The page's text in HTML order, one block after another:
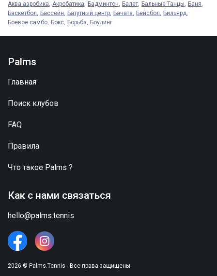
Аква аэробика Акробатика Бадминтон Балет Бальные Танцы
Баня
Баскетбол
Бассейн Батутный центр Бачата Бейсбол
Бильярд
Боевое самбо
Бокс Борьба Боулинг
Palms
Главная
Поиск клубов
FAQ
Правила
Что такое Palms ?
Как с нами связаться
hello@palms.tennis
2026 © Palms.Tennis - Все права защищены